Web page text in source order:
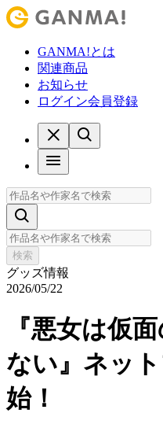
GANMA!とは
関連商品
お知らせ
ログイン会員登録
検索
グッズ情報
2026/05/22
『悪女は仮
ない』ネッ
始！